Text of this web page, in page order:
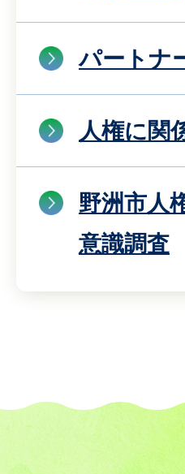
パートナ
人権に関
野洲市人
意識調査